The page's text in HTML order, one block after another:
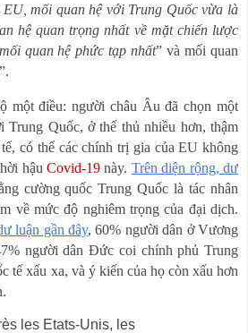
mối quan hệ với Trung Quốc vừa là
hệ quan trọng nhất về mặt chiến lược
quan hệ phức tạp nhất” và mối quan
một điều: người châu Âu đã chọn một
Trung Quốc, ở thế thủ nhiều hơn, thậm
có thể các chính trị gia của EU không
hậu Covid-19này. Trên diện rộng, dư
cường quốc Trung Quốc là tác nhân
về mức độ nghiêm trọng của đại dịch.
luận gần đây, 60% người dân ở Vương
người dân Đức coi chính phủ Trung
tế xấu xa, và ý kiến của họcòn xấu hơn
les Etats-Unis, les